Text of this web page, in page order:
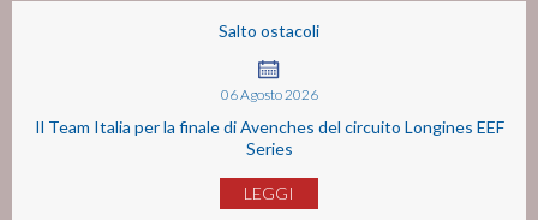
Salto ostacoli
06Agosto 2026
Il Team Italia per la finale di Avenches del circuito Longines EEF
Series
LEGGI